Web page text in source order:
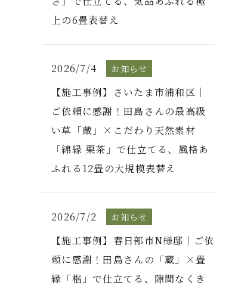
上の6畳表替え
2026/7/4 お知らせ
【施工事例】さいたま市浦和区｜
ご依頼に感謝！田島さんの最高級
い草「蔵」×こだわり天然素材
「綿縁 栗茶」で仕立てる、風格あ
ふれる12畳の大規模表替え
2026/7/2 お知らせ
【施工事例】春日部市N様邸｜ご依
頼に感謝！田島さんの「蔵」×畳
縁「楷」で仕立てる、隙間なくき